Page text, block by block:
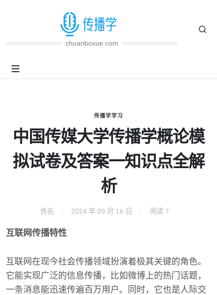
chuanboxue.com
传播学学习
中国传媒大学传播学概论模
拟试卷及答案一知识点全解
析
佚名 2024 年 09 月 16 日 阅读 7
互联网传播特性
互联网在现今社会传播领域扮演着极其关键的角色。
它能实现广泛的信息传播，比如微博上的热门话题，
一条消息能迅速传遍百万用户。同时，它也是人际交